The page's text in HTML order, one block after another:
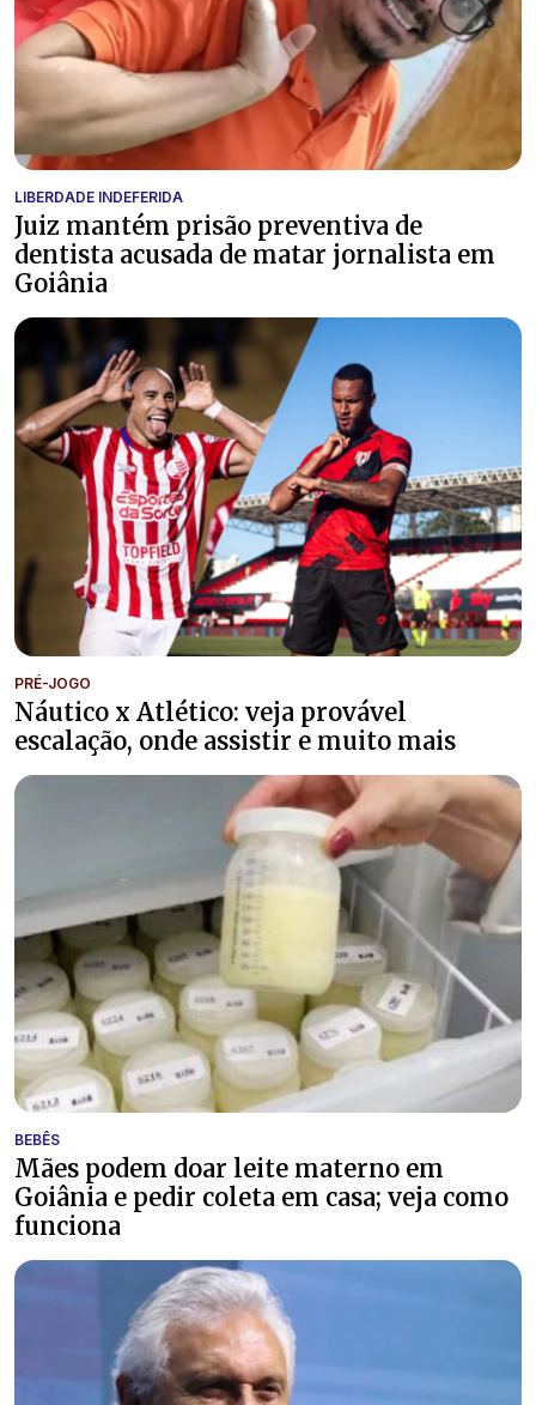
LIBERDADE INDEFERIDA
Juiz mantém prisão preventiva de
dentista acusada de matar jornalista em
Goiânia
PRÉ-JOGO
Náutico x Atlético: veja provável
escalação, onde assistir e muito mais
BEBÊS
Mães podem doar leite materno em
Goiânia e pedir coleta em casa; veja como
funciona